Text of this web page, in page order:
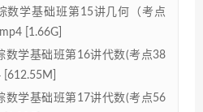
数学基础班第15讲几何（考点
[1.66G]
数学基础班第16讲代数(考点38
数学基础班第17讲代数(考点56